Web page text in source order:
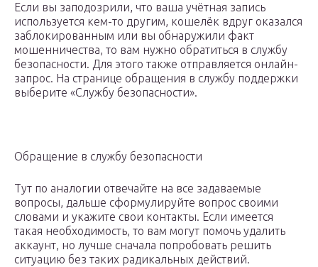
Если вы заподозрили, что ваша учётная запись
используется кем-то другим, кошелёк вдруг оказался
заблокированным или вы обнаружили факт
мошенничества, то вам нужно обратиться в службу
безопасности. Для этого также отправляется онлайн-
запрос. На странице обращения в службу поддержки
выберите «Службу безопасности».
Обращение в службу безопасности
Тут по аналогии отвечайте на все задаваемые
вопросы, дальше сформулируйте вопрос своими
словами и укажите свои контакты. Если имеется
такая необходимость, то вам могут помочь удалить
аккаунт, но лучше сначала попробовать решить
ситуацию без таких радикальных действий.